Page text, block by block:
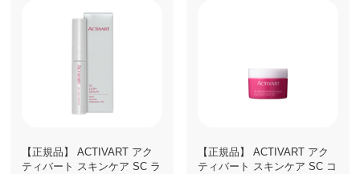
【正規品】 ACTIVART アク
ティバート スキンケア SC ラ
【正規品】 ACTIVART アク
ティバート スキンケア SC コ